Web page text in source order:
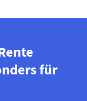
für